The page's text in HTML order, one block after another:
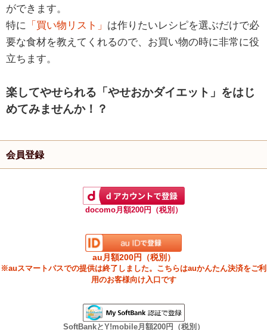
ができます。
特に 「買い物リスト」 は作りたいレシピを選ぶだけで必
要な食材を教えてくれるので、お買い物の時に非常に役
立ちます。
楽してやせられる「やせおかダイエット」をはじ
めてみませんか！？
会員登録
docomo月額200円（税別）
au月額200円（税別）
※auスマートパスでの提供は終了しました。こちらはauかんたん決済をご利
用のお客様向け入口です
SoftBankとY!mobile月額200円（税別）